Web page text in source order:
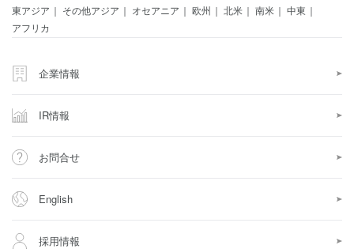
東アジア
その他アジア オセアニア 欧州 北米 南米
中東
アフリカ
企業情報
IR情報
お問合せ
English
採用情報